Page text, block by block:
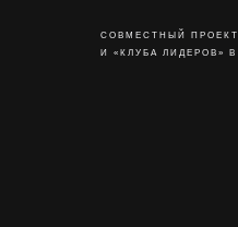
СОВМЕСТНЫЙ
И «КЛУБА ЛИДЕРОВ»